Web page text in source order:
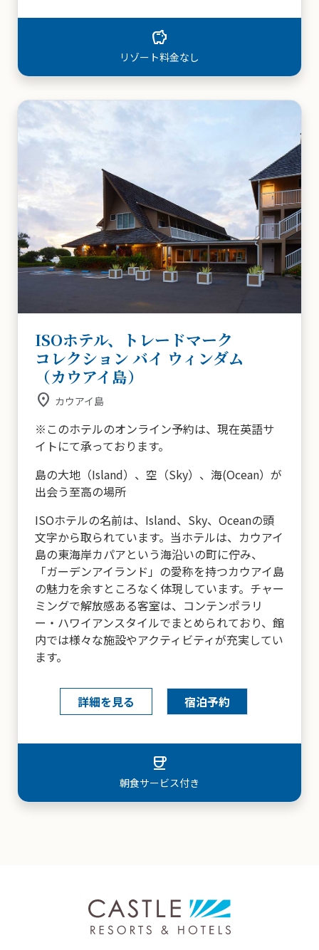
パーキング
ISOホテル、トレードマーク
コレクション バイ ウィンダム
（カウアイ島）
place カウアイ島
※このホテルのオンライン予約は、現在英語サ
イトにて承っております。
島の大地（Island）、空（Sky）、海(Ocean）が
出会う至高の場所
ISOホテルの名前は、Island、Sky、Oceanの頭
文字から取られています。当ホテルは、カウアイ
島の東海岸カパアという海沿いの町に佇み、
「ガーデンアイランド」の愛称を持つカウアイ島
の魅力を余すところなく体現しています。チャー
ミングで解放感ある客室は、コンテンポラリ
ー・ハワイアンスタイルでまとめられており、館
内では様々な施設やアクティビティが充実してい
ます。
詳細を見る 宿泊予約
キッチン／簡易キッチン